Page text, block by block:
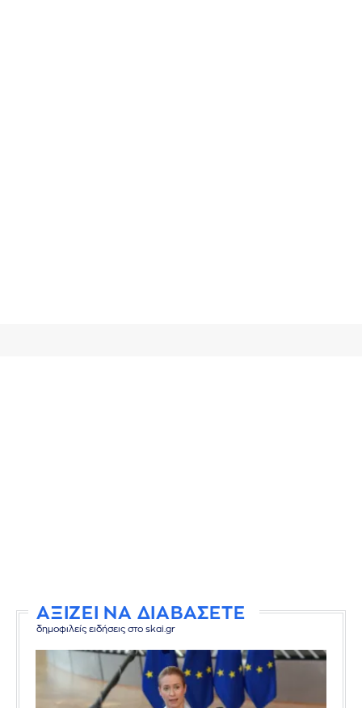
ΑΞΙΖΕΙ ΝΑ ΔΙΑΒΑΣΕΤΕ
δημοφιλείς ειδήσεις στο skai.gr